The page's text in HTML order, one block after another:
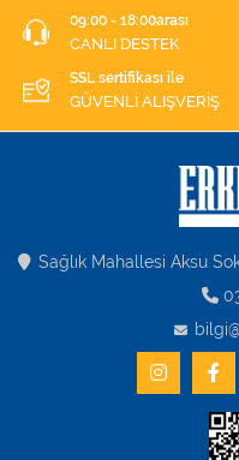
09:00 - 18:00arası
CANLI DESTEK
SSL sertifikası ile
GÜVENLİ ALIŞVERİŞ
Sağlık Mahallesi Aksu